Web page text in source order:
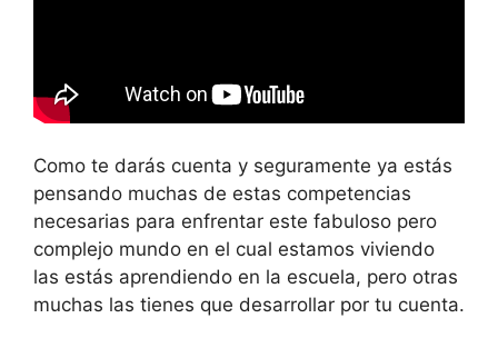
Como te darás cuenta y seguramente ya estás
pensando muchas de estas competencias
necesarias para enfrentar este fabuloso pero
complejo mundo en el cual estamos viviendo
las estás aprendiendo en la escuela, pero otras
muchas las tienes que desarrollar por tu cuenta.